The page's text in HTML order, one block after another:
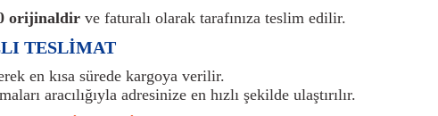
orijinaldir ve faturalı olarak tarafınıza teslim edilir.
TESLİMAT
en kısa sürede kargoya verilir.
aracılığıyla adresinize en hızlı şekilde ulaştırılır.